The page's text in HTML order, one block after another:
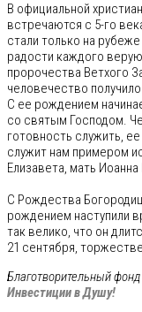
В официальной
встречаются с 5-го
стали только на
радости каждого
пророчества Ветхого
человечество
С ее рождением
со святым Господом.
готовность служить,
служит нам примером
Елизавета, мать
С Рождества
рождением наступили
так велико, что он
21 сентября,
Благотворительный фонд
Инвестиции в Душу!